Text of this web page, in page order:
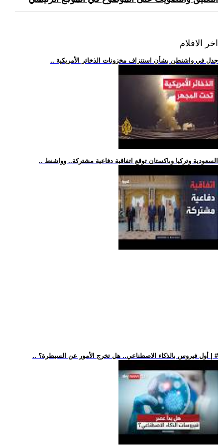
اخر الافلام
.. جدل في واشنطن بشأن استنزاف مخزونات الذخائر الأمريكية
.. السعودية وتركيا وباكستان توقع اتفاقية دفاعية مشتركة.. وواشنط
.. أول فيروس بالذكاء الاصطناعي.. هل تخرج الأمور عن السيطرة؟ | #